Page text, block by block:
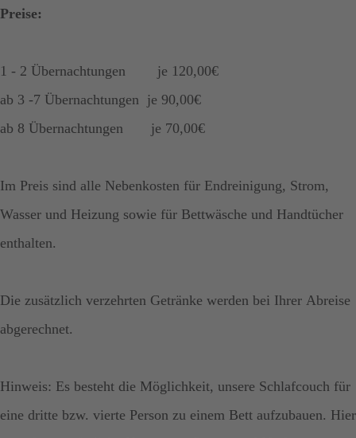
Preise:
1 - 2 Übernachtungen je 120,00€
ab 3 -7 Übernachtungen je 90,00€
ab 8 Übernachtungen je 70,00€
Im Preis sind alle Nebenkosten für Endreinigung, Strom,
Wasser und Heizung sowie für Bettwäsche und Handtücher
enthalten.
Die zusätzlich verzehrten Getränke werden bei Ihrer Abreise
abgerechnet.
Hinweis: Es besteht die Möglichkeit, unsere Schlafcouch für
eine dritte bzw. vierte Person zu einem Bett aufzubauen. Hier